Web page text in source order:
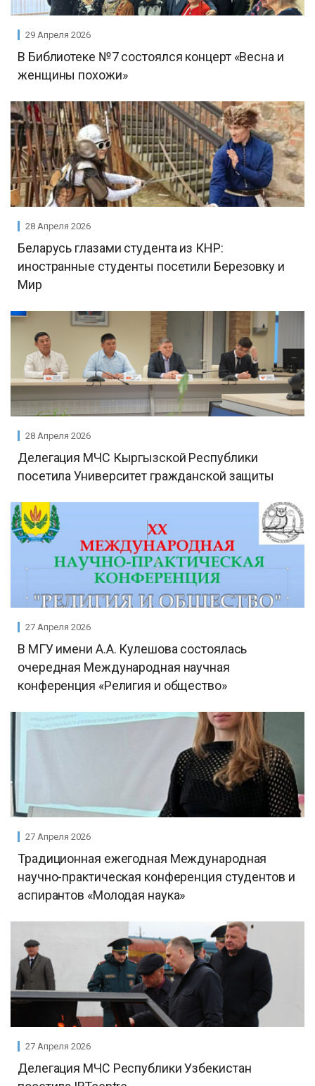
29 Апреля 2026
В Библиотеке №7 состоялся концерт «Весна и
женщины похожи»
28 Апреля 2026
Беларусь глазами студента из КНР:
иностранные студенты посетили Березовку и
Мир
28 Апреля 2026
Делегация МЧС Кыргызской Республики
посетила Университет гражданской защиты
27 Апреля 2026
В МГУ имени А.А. Кулешова состоялась
очередная Международная научная
конференция «Религия и общество»
27 Апреля 2026
Традиционная ежегодная Международная
научно-практическая конференция студентов и
аспирантов «Молодая наука»
27 Апреля 2026
Делегация МЧС Республики Узбекистан